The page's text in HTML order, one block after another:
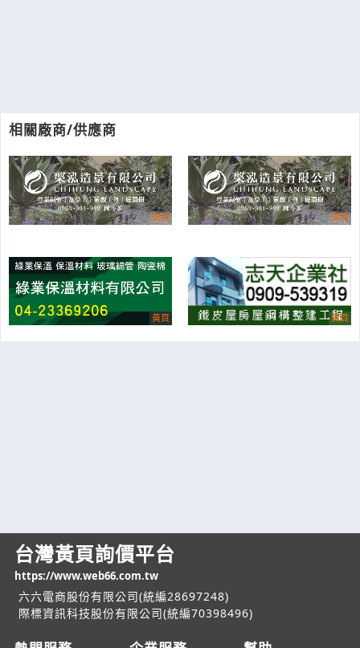
相關廠商/供應商
台灣黃頁詢價平台
https://www.web66.com.tw
六六電商股份有限公司(統編28697248)
際標資訊科技股份有限公司(統編70398496)